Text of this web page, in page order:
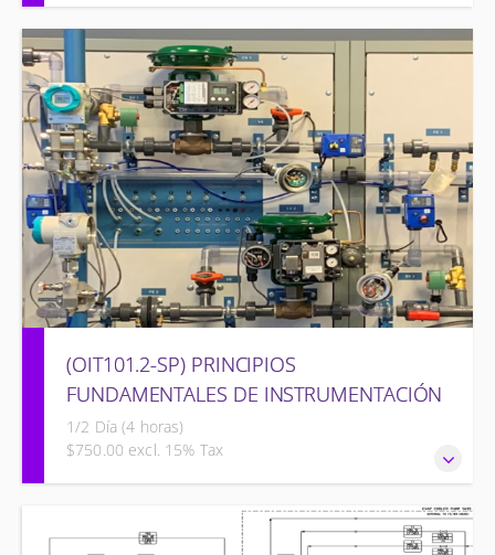
NAVEGANDO POR EL SISTEMA DE CONTROL OMNIVISE-
T3000
(OIT101.2-SP) PRINCIPIOS
FUNDAMENTALES DE INSTRUMENTACIÓN
1/2 Día (4 horas)
$750.00 excl. 15% Tax
PRINCIPIOS FUNDAMENTALES DE INSTRUMENTACIÓN